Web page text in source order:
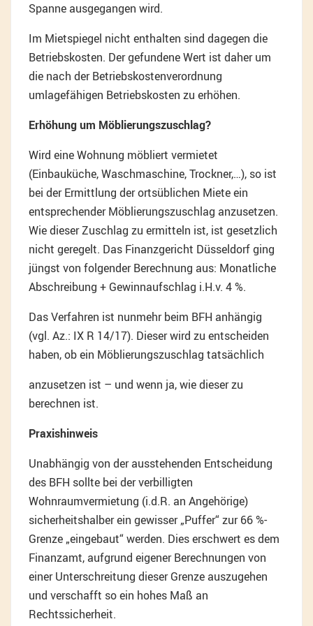
Spanne ausgegangen wird.
Im Mietspiegel nicht enthalten sind dagegen die
Betriebskosten. Der gefundene Wert ist daher um
die nach der Betriebskostenverordnung
umlagefähigen Betriebskosten zu erhöhen.
Erhöhung um Möblierungszuschlag?
Wird eine Wohnung möbliert vermietet
(Einbauküche, Waschmaschine, Trockner,…), so ist
bei der Ermittlung der ortsüblichen Miete ein
entsprechender Möblierungszuschlag anzusetzen.
Wie dieser Zuschlag zu ermitteln ist, ist gesetzlich
nicht geregelt. Das Finanzgericht Düsseldorf ging
jüngst von folgender Berechnung aus: Monatliche
Abschreibung + Gewinnaufschlag i.H.v. 4 %.
Das Verfahren ist nunmehr beim BFH anhängig
(vgl. Az.: IX R 14/17). Dieser wird zu entscheiden
haben, ob ein Möblierungszuschlag tatsächlich
anzusetzen ist – und wenn ja, wie dieser zu
berechnen ist.
Praxishinweis
Unabhängig von der ausstehenden Entscheidung
des BFH sollte bei der verbilligten
Wohnraumvermietung (i.d.R. an Angehörige)
sicherheitshalber ein gewisser „Puffer“ zur 66 %-
Grenze „eingebaut“ werden. Dies erschwert es dem
Finanzamt, aufgrund eigener Berechnungen von
einer Unterschreitung dieser Grenze auszugehen
und verschafft so ein hohes Maß an
Rechtssicherheit.